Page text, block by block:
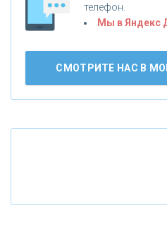
«БАНК ВОЗРОЖДЕНИЕ»
АО «КРЕДИТ ЕВРОПА
Банки.ру обновил
телефон.
Мы в Яндекс
СМОТРИТЕ НАС В